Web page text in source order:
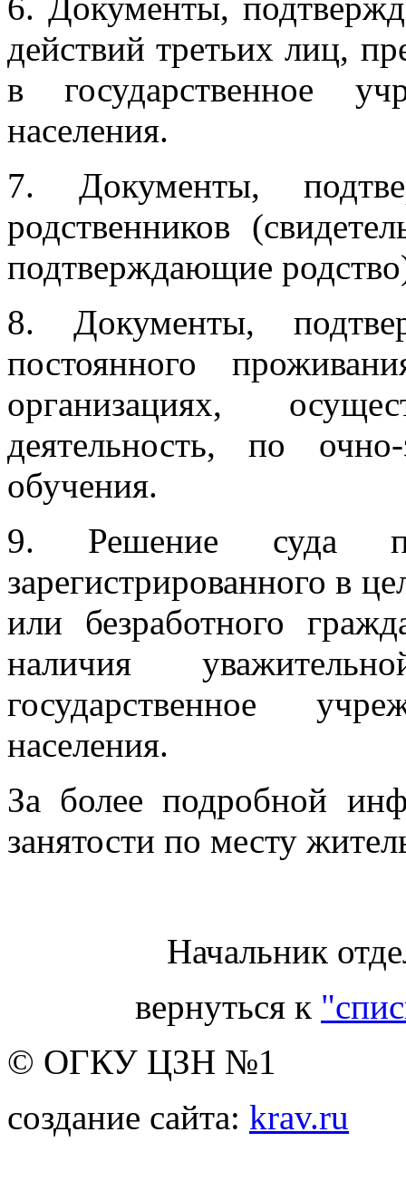
действий третьих лиц,
в государственное
населения.
7. Документы,
родственников
подтверждающие
8. Документы,
постоянного
организациях,
деятельность, по
обучения.
9. Решение суда
зарегистрированного в
или безработного
наличия
государственное
населения.
За более подробной
занятости по месту
Начальник
вернуться к
© ОГКУ ЦЗН №1
создание сайта: krav.ru